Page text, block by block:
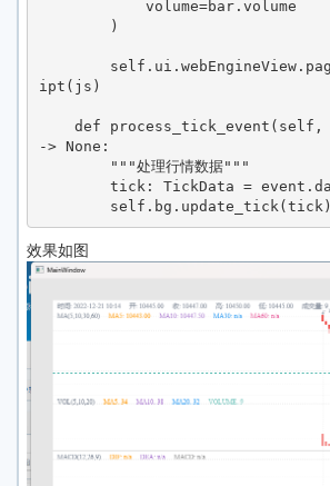
ipt(js)
-> None:
        self.bg.update_tick(tick)
效果如图